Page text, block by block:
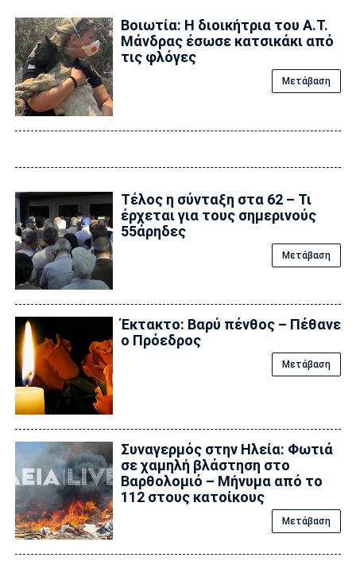
Βοιωτία: Η διοικήτρια του Α.Τ.
Μάνδρας έσωσε κατσικάκι από
τις φλόγες
Μετάβαση
Τέλος η σύνταξη στα 62 – Τι
έρχεται για τους σημερινούς
55άρηδες
Μετάβαση
Έκτακτο: Βαρύ πένθος – Πέθανε
ο Πρόεδρος
Μετάβαση
Συναγερμός στην Ηλεία: Φωτιά
σε χαμηλή βλάστηση στο
Βαρθολομιό – Μήνυμα από το
112 στους κατοίκους
Μετάβαση